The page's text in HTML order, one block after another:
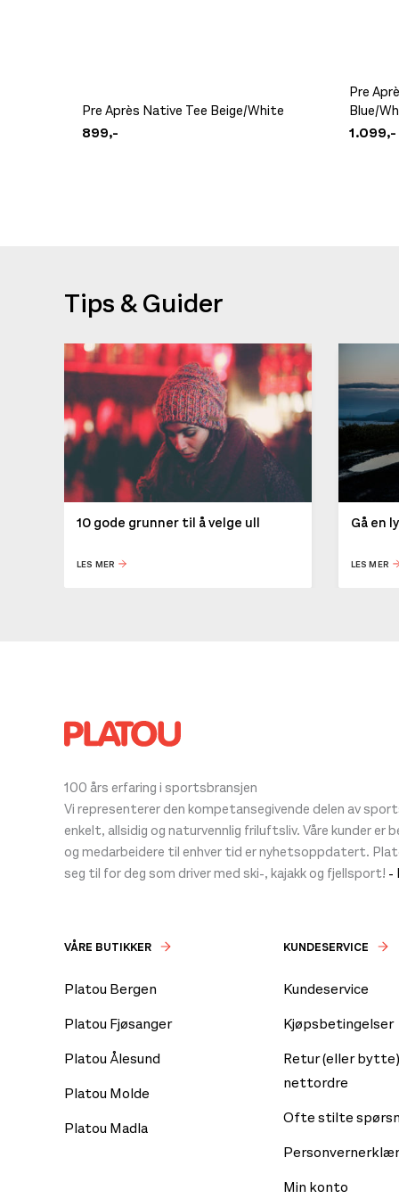
Pre Après Native Tee Beige/White
899,-
Pre
Blue/
1.099,-
Tips & Guider
10 gode grunner til å velge ull
LES MER
Gå en
LES MER
100 års erfaring i sportsbransjen
Vi representerer den kompetansegivende delen av
enkelt, allsidig og naturvennlig friluftsliv. Våre kunder
og medarbeidere til enhver tid er nyhetsoppdatert.
seg til for deg som driver med ski-, kajakk og fjellsport! -
VÅRE BUTIKKER
Platou Bergen
Platou Fjøsanger
Platou Ålesund
Platou Molde
Platou Madla
KUNDESERVICE
Kundeservice
Kjøpsbetingelser
Retur (eller
nettordre
Ofte stilte
Min konto